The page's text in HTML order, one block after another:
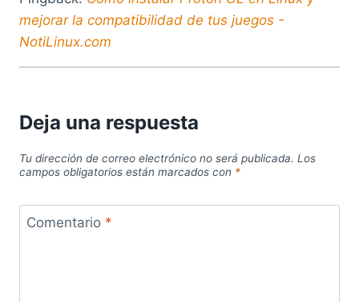
mejorar la compatibilidad de tus juegos -
NotiLinux.com
Deja una respuesta
Tu dirección de correo electrónico no será publicada. Los
campos obligatorios están marcados con *
Comentario *